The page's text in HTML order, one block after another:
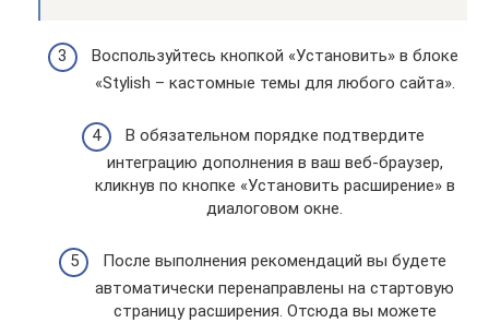
Воспользуйтесь кнопкой «Установить» в блоке
«Stylish – кастомные темы для любого сайта».
В обязательном порядке подтвердите
интеграцию дополнения в ваш веб-браузер,
кликнув по кнопке «Установить расширение» в
диалоговом окне.
После выполнения рекомендаций вы будете
автоматически перенаправлены на стартовую
страницу расширения. Отсюда вы можете